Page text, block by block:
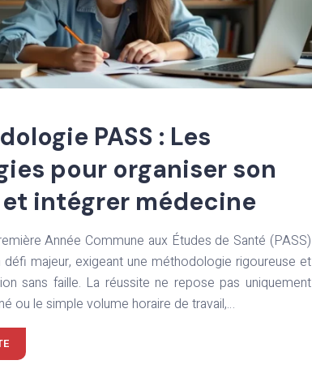
PASS : Les
pour organiser son
intégrer médecine
Année Commune aux Études de Santé (PASS)
défi majeur, exigeant une méthodologie rigoureuse et
sans faille. La réussite ne repose pas uniquement
ou le simple volume horaire de travail,…